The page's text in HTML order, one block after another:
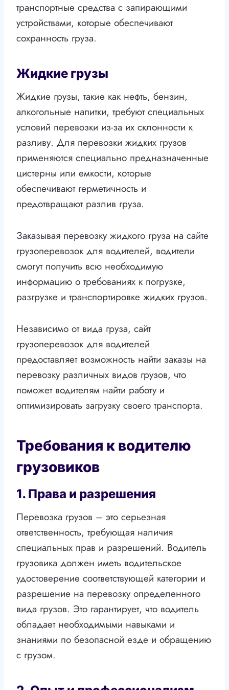
транспортные средства с запирающими
устройствами, которые обеспечивают
сохранность груза.
Жидкие грузы
Жидкие грузы, такие как нефть, бензин,
алкогольные напитки, требуют специальных
условий перевозки из-за их склонности к
разливу. Для перевозки жидких грузов
применяются специально предназначенные
цистерны или емкости, которые
обеспечивают герметичность и
предотвращают разлив груза.
Заказывая перевозку жидкого груза на сайте
грузоперевозок для водителей, водители
смогут получить всю необходимую
информацию о требованиях к погрузке,
разгрузке и транспортировке жидких грузов.
Независимо от вида груза, сайт
грузоперевозок для водителей
предоставляет возможность найти заказы на
перевозку различных видов грузов, что
поможет водителям найти работу и
оптимизировать загрузку своего транспорта.
Требования к водителю
грузовиков
1. Права и разрешения
Перевозка грузов – это серьезная
ответственность, требующая наличия
специальных прав и разрешений. Водитель
грузовика должен иметь водительское
удостоверение соответствующей категории и
разрешение на перевозку определенного
вида грузов. Это гарантирует, что водитель
обладает необходимыми навыками и
знаниями по безопасной езде и обращению
с грузом.